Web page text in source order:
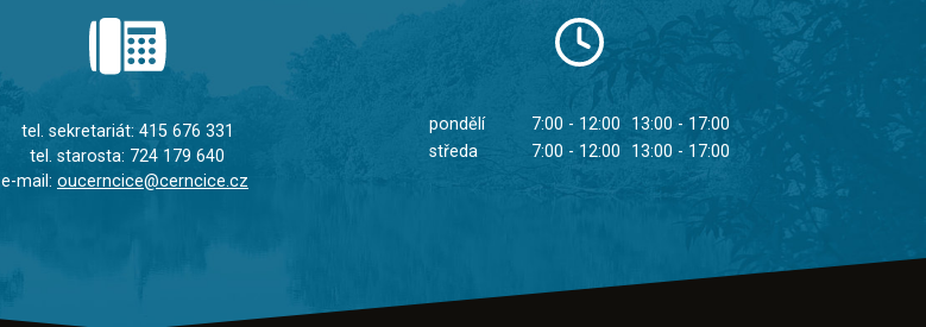
tel. sekretariát: 415 676 331
tel. starosta: 724 179 640
e-mail: oucerncice@cerncice.cz
pondělí 7:00 - 12:00
13:00 - 17:00
středa
7:00 - 12:00 13:00 - 17:00